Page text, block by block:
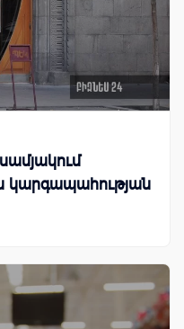
կարգապահության